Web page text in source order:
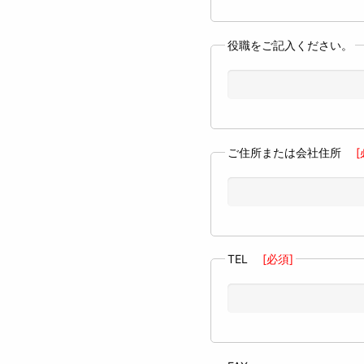
役職をご記入ください。
ご住所または会社住所 [
TEL [必須]